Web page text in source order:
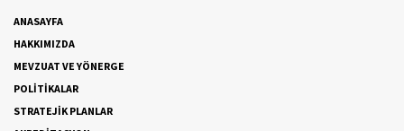
ANASAYFA
HAKKIMIZDA
MEVZUAT VE YÖNERGE
POLİTİKALAR
STRATEJİK PLANLAR